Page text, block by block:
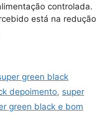
controlada.
está na redução
green black
depoimento, super
green black e bom